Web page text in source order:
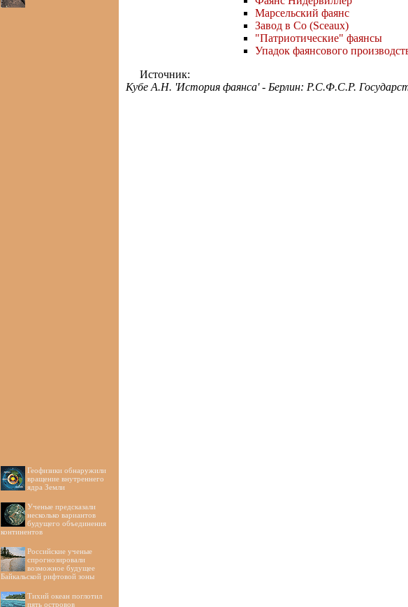
Геофизики обнаружили
вращение внутреннего
ядра Земли
Ученые предсказали
несколько вариантов
будущего объединения
континентов
Российские ученые
спрогнозировали
возможное будущее
Байкальской рифтовой зоны
Тихий океан поглотил
пять островов
Марсельский фаянс
Завод в Со (Sceaux)
"Патриотические" фаянсы
Упадок фаянсового
Источник:
Кубе А.Н. 'История фаянса' - Берлин: Р.С.Ф.С.Р.